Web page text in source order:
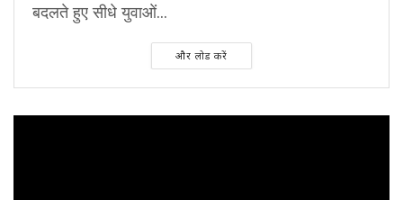
बदलते हुए सीधे युवाओं...
और लोड करें